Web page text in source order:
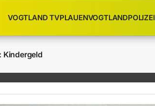
VOGTLAND TVPLAUENVOGTLANDPOLIZEI
Kindergeld